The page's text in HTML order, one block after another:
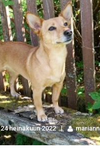
24 heinäkuun 2022